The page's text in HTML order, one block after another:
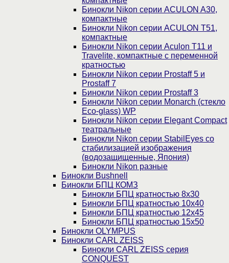
Бинокли Nikon серии ACULON A30,
компактные
Бинокли Nikon серии ACULON Т51,
компактные
Бинокли Nikon серии Aculon T11 и
Travelite, компактные с переменной
кратностью
Бинокли Nikon серии Prostaff 5 и
Prostaff 7
Бинокли Nikon серии Prostaff 3
Бинокли Nikon серии Monarch (стекло
Eco-glass) WP
Бинокли Nikon серии Elegant Compact
театральные
Бинокли Nikon серии StabilEyes со
стабилизацией изображения
(водозащищенные, Япония)
Бинокли Nikon разные
Бинокли Bushnell
Бинокли БПЦ КОМЗ
Бинокли БПЦ кратностью 8х30
Бинокли БПЦ кратностью 10х40
Бинокли БПЦ кратностью 12х45
Бинокли БПЦ кратностью 15х50
Бинокли OLYMPUS
Бинокли CARL ZEISS
Бинокли CARL ZEISS серия
CONQUEST